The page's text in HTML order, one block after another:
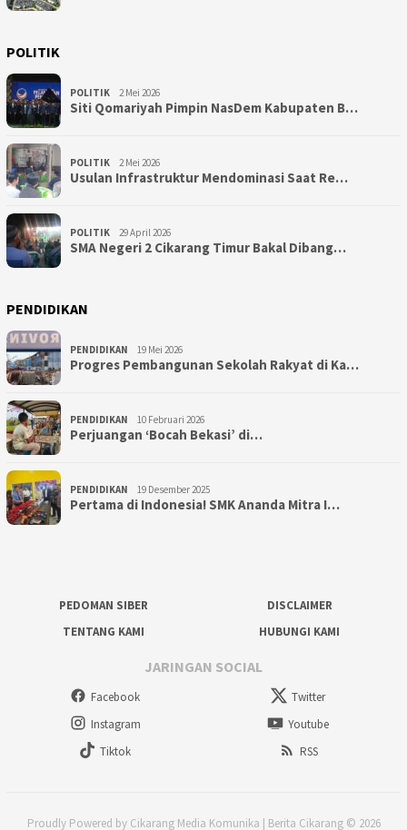
POLITIK
POLITIK 2 Mei 2026
Siti Qomariyah Pimpin NasDem Kabupaten B…
POLITIK 2 Mei 2026
Usulan Infrastruktur Mendominasi Saat Re…
POLITIK 29 April 2026
SMA Negeri 2 Cikarang Timur Bakal Dibang…
PENDIDIKAN
PENDIDIKAN 19 Mei 2026
Progres Pembangunan Sekolah Rakyat di Ka…
PENDIDIKAN 10 Februari 2026
Perjuangan ‘Bocah Bekasi’ di…
PENDIDIKAN 19 Desember 2025
Pertama di Indonesia! SMK Ananda Mitra I…
PEDOMAN SIBER
DISCLAIMER
TENTANG KAMI
HUBUNGI KAMI
JARINGAN SOCIAL
Facebook
Twitter
Instagram
Youtube
Tiktok
RSS
Proudly Powered by Cikarang Media Komunika | Berita Cikarang © 2026